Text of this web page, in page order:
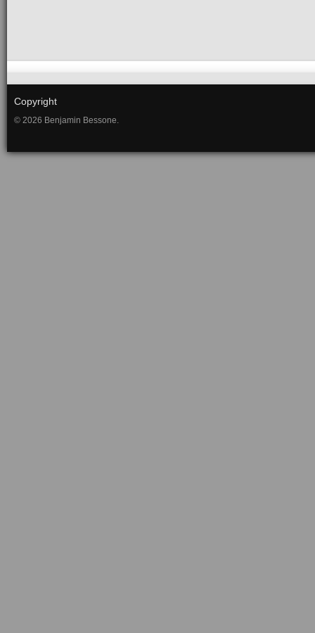
Copyright
© 2026 Benjamin Bessone.